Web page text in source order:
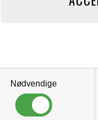
Nødvendige